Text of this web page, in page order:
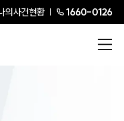
의사건현황 1660-0126